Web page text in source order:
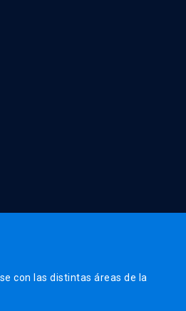
con las distintas áreas de la